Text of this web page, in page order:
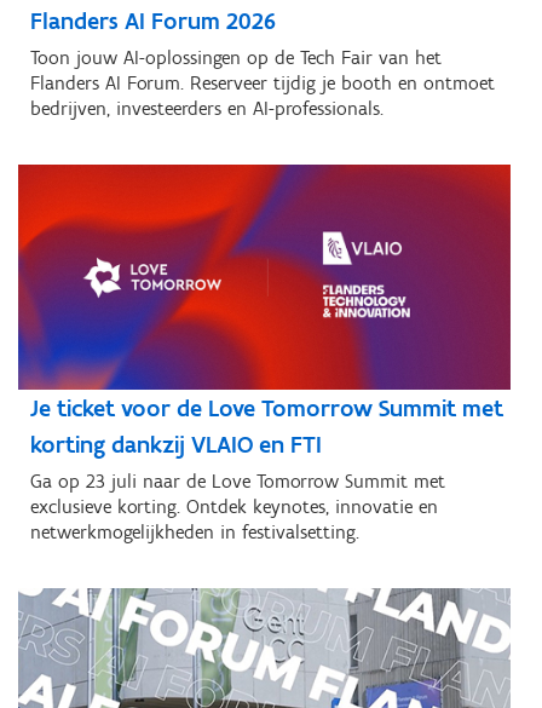
Flanders AI Forum 2026
Toon jouw AI-oplossingen op de Tech Fair van het
Flanders AI Forum. Reserveer tijdig je booth en ontmoet
bedrijven, investeerders en AI-professionals.
Je ticket voor de Love Tomorrow Summit met
korting dankzij VLAIO en FTI
Ga op 23 juli naar de Love Tomorrow Summit met
exclusieve korting. Ontdek keynotes, innovatie en
netwerkmogelijkheden in festivalsetting.